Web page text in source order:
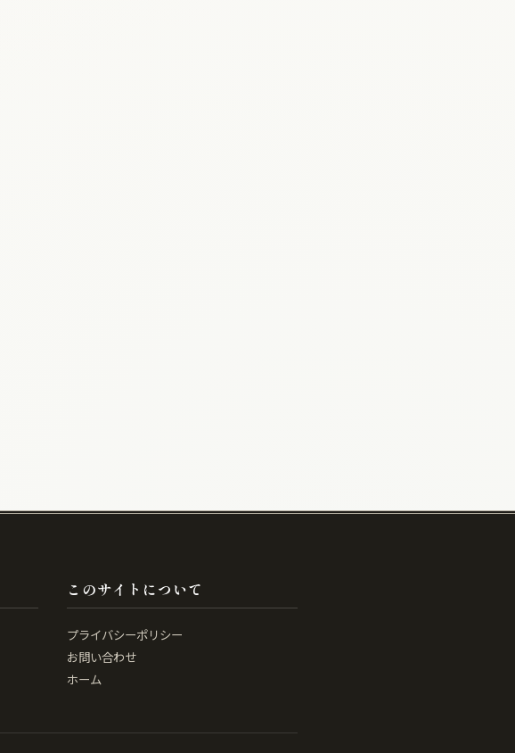
このサイトについて
プライバシーポリシー
お問い合わせ
ホーム